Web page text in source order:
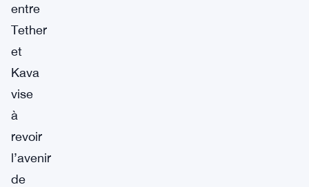
entre
Tether
et
Kava
vise
à
revoir
l’avenir
de